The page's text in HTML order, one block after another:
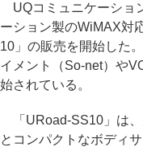
UQコミュニケーショ
ーション製のWiMAX対
10」の販売を開始した
イメント（So-net）や
始されている。
「URoad-SS10」は、
とコンパクトなボディ